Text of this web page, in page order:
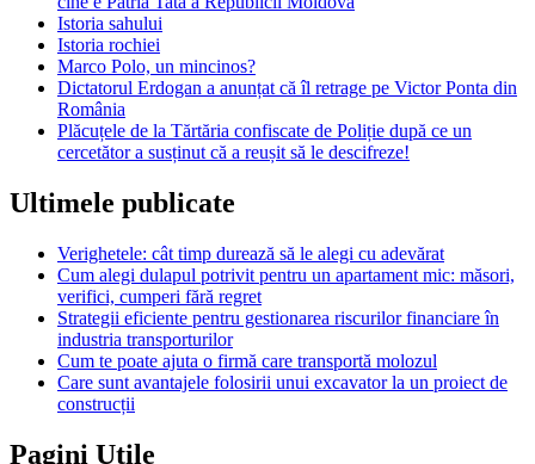
Istoria sahului
Istoria rochiei
Marco Polo, un mincinos?
Dictatorul Erdogan a anunțat că îl retrage pe Victor Ponta din
România
Plăcuțele de la Tărtăria confiscate de Poliție după ce un
cercetător a susținut că a reușit să le descifreze!
Ultimele publicate
Verighetele: cât timp durează să le alegi cu adevărat
Cum alegi dulapul potrivit pentru un apartament mic: măsori,
verifici, cumperi fără regret
Strategii eficiente pentru gestionarea riscurilor financiare în
industria transporturilor
Cum te poate ajuta o firmă care transportă molozul
Care sunt avantajele folosirii unui excavator la un proiect de
construcții
Pagini Utile